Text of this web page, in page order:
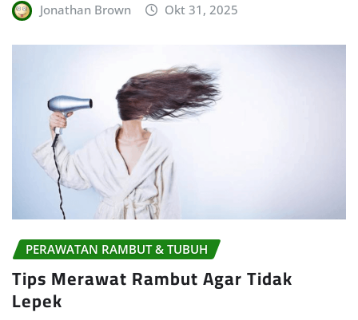
Jonathan Brown Okt 31, 2025
PERAWATAN RAMBUT & TUBUH
Tips Merawat Rambut Agar Tidak
Lepek